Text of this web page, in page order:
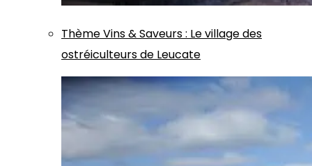
ThèmeVins & Saveurs: Le village des
ostréiculteurs de Leucate